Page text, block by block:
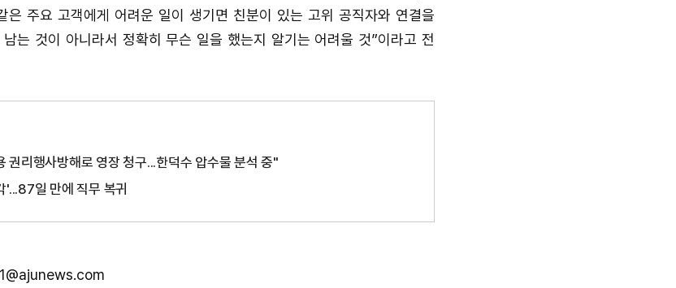
은 주요 고객에게 어려운 일이 생기면 친분이 있는 고위 공직자와 연결을
는 것이 아니라서 정확히 무슨 일을 했는지 알기는 어려울 것”이라고 전
권리행사방해로 영장 청구...한덕수 압수물 분석 중"
일 만에 직무 복귀